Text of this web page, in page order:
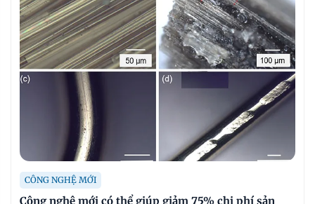
CÔNG NGHỆ MỚI
Công nghệ mới có thể giúp giảm 75% chi phí sản